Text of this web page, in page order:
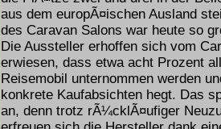
aus dem europÃ¤ischen Ausland
des Caravan Salons war heute so
Die Aussteller erhoffen sich vom
erwiesen, dass etwa acht Prozent
Reisemobil unternommen werden
konkrete Kaufabsichten hegt. Das
an, denn trotz rÃ¼cklÃ¤ufiger